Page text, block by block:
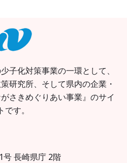
子化対策事業の一環として、
研究所、そして県内の企業・
さきめぐりあい事業』のサイ
トです。
号 長崎県庁 2階